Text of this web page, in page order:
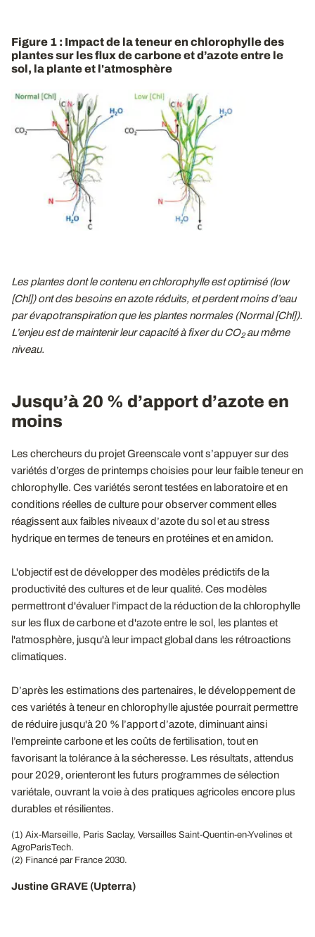
Figure 1 : Impact de la teneur en chlorophylle des
plantes sur les flux de carbone et d’azote entre le
sol, la plante et l'atmosphère
Les plantes dont le contenu en chlorophylle est optimisé (low
[Chl]) ont des besoins en azote réduits, et perdent moins d’eau
par évapotranspiration que les plantes normales (Normal [Chl]).
L’enjeu est de maintenir leur capacité à fixer du CO2au même
niveau.
Jusqu’à 20 % d’apport d’azote en
moins
Les chercheurs du projet Greenscale vont s’appuyer sur des
variétés d’orges de printemps choisies pour leur faible teneur en
chlorophylle. Ces variétés seront testées en laboratoire et en
conditions réelles de culture pour observer comment elles
réagissent aux faibles niveaux d’azote du sol et au stress
hydrique en termes de teneurs en protéines et en amidon.
L'objectif est de développer des modèles prédictifs de la
productivité des cultures et de leur qualité. Ces modèles
permettront d'évaluer l'impact de la réduction de la chlorophylle
sur les flux de carbone et d'azote entre le sol, les plantes et
l'atmosphère, jusqu'à leur impact global dans les rétroactions
climatiques.
D’après les estimations des partenaires, le développement de
ces variétés à teneur en chlorophylle ajustée pourrait permettre
de réduire jusqu'à 20 % l’apport d’azote, diminuant ainsi
l’empreinte carbone et les coûts de fertilisation, tout en
favorisant la tolérance à la sécheresse. Les résultats, attendus
pour 2029, orienteront les futurs programmes de sélection
variétale, ouvrant la voie à des pratiques agricoles encore plus
durables et résilientes.
(1) Aix-Marseille, Paris Saclay, Versailles Saint-Quentin-en-Yvelines et
AgroParisTech.
(2) Financé par France 2030.
Justine GRAVE (Upterra)